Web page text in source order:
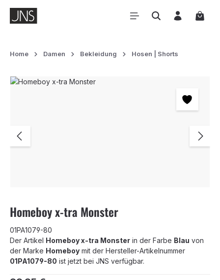
Zum Hauptinhalt springen
Home Damen Bekleidung Hosen | Shorts
Bildergalerie überspringen
Homeboy x-tra Monster
01PA1079-80
Der Artikel Homeboy x-tra Monster in der Farbe Blau von
der Marke Homeboy mit der Hersteller-Artikelnummer
01PA1079-80 ist jetzt bei JNS verfügbar.